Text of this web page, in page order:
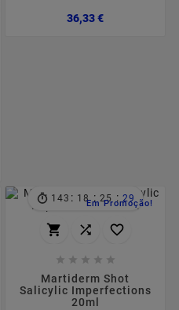
36,33 €Preço
Em Promoção!
143 : 18 : 25 : 28
  
    
Martiderm Shot
Salicylic Imperfections
20ml